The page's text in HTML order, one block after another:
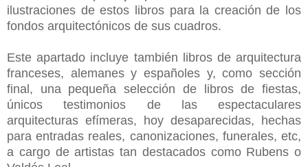
ilustraciones de estos libros para la creación de los
fondos arquitectónicos de sus cuadros.
Este apartado incluye también libros de arquitectura
franceses, alemanes y españoles y, como sección
final, una pequeña selección de libros de fiestas,
únicos testimonios de las espectaculares
arquitecturas efímeras, hoy desaparecidas, hechas
para entradas reales, canonizaciones, funerales, etc,
a cargo de artistas tan destacados como Rubens o